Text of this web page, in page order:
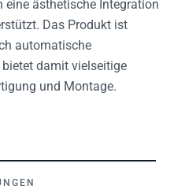
eine ästhetische Integration
Das Produkt ist
automatische
damit vielseitige
und Montage.